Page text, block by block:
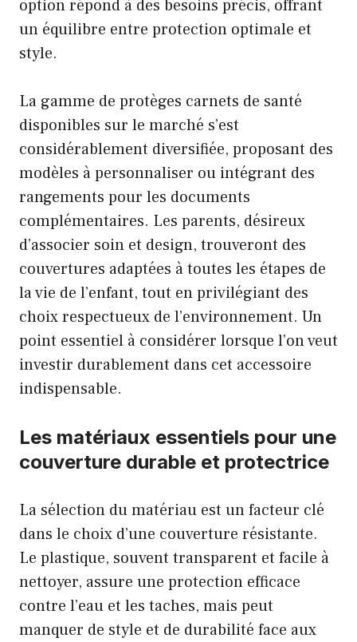
option répond à des besoins précis, offrant
un équilibre entre protection optimale et
style.
La gamme de protèges carnets de santé
disponibles sur le marché s’est
considérablement diversifiée, proposant des
modèles à personnaliser ou intégrant des
rangements pour les documents
complémentaires. Les parents, désireux
d’associer soin et design, trouveront des
couvertures adaptées à toutes les étapes de
la vie de l’enfant, tout en privilégiant des
choix respectueux de l’environnement. Un
point essentiel à considérer lorsque l’on veut
investir durablement dans cet accessoire
indispensable.
Les matériaux essentiels pour une
couverture durable et protectrice
La sélection du matériau est un facteur clé
dans le choix d’une couverture résistante.
Le plastique, souvent transparent et facile à
nettoyer, assure une protection efficace
contre l’eau et les taches, mais peut
manquer de style et de durabilité face aux